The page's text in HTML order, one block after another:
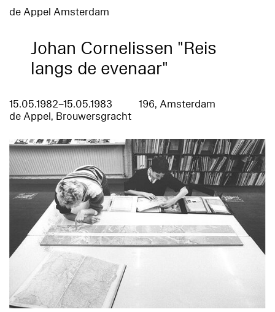
de Appel Amsterdam
Johan Cornelissen "Reis
langs de evenaar"
15.05.1982–15.05.1983
de Appel, Brouwersgracht
196, Amsterdam